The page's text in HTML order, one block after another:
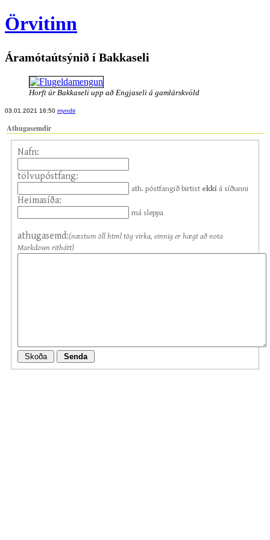
Örvitinn
Áramótaútsýnið í Bakkaseli
Horft úr Bakkaseli upp að Engjaseli á gamlárskvöld
03.01.2021 16:50 myndir
Athugasemdir
Nafn:
tölvupóstfang:
ath. póstfangið birtist ekkiá síðunni
Heimasíða:
má sleppa
athugasemd:(næstum öll html tög virka, einnig er hægt að nota
Markdown rithátt)